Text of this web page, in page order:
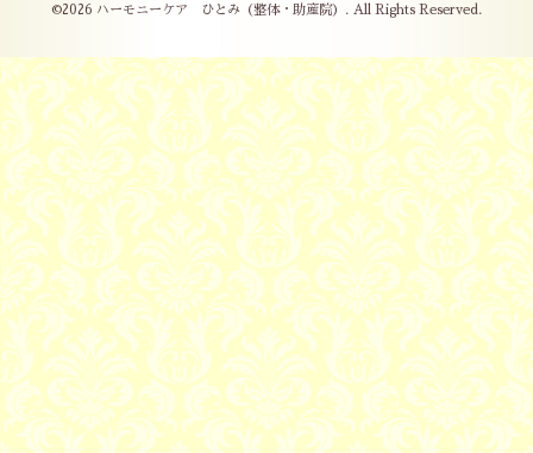
©2026 ハーモニーケア ひとみ（整体・助産院） . All Rights Reserved.